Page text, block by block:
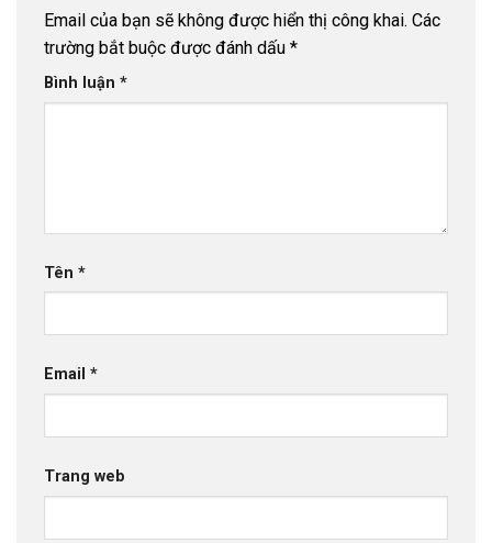
Email của bạn sẽ không được hiển thị công khai. Các
trường bắt buộc được đánh dấu *
Bình luận *
Tên *
Email *
Trang web